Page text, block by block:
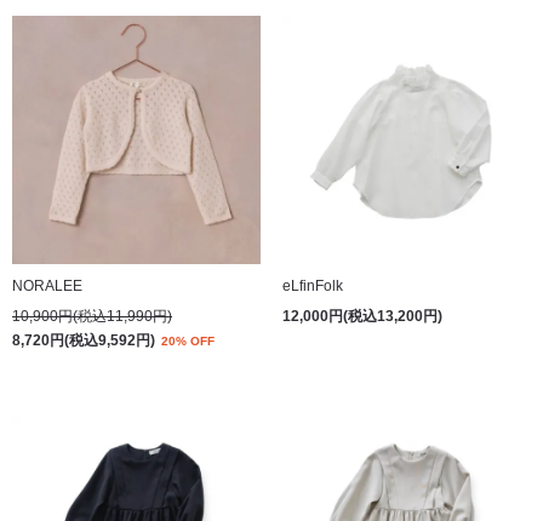
NORALEE
10,900円(税込11,990円)
8,720円(税込9,592円) 20% OFF
eLfinFolk
12,000円(税込13,200円)